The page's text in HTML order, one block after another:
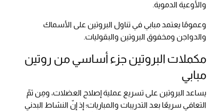
والأوعية الدموية.
وعمومًا يعتمد مبابي في تناول البروتين على الأسماك
والدواجن ومخفوق البروتين والبقوليات.
مكملات البروتين جزء أساسي من روتين
مبابي
يساعد البروتين على تسريع عملية إصلاح العضلات، ومِن ثمّ
التعافي سريعًا بعد التدريبات والمباريات؛ إذ إنّ النشاط البدني